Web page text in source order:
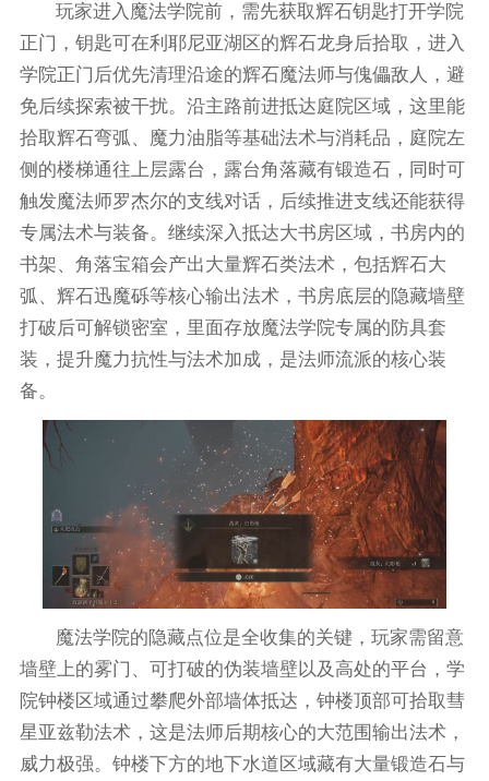
玩家进入魔法学院前，需先获取辉石钥匙打开学院
正门，钥匙可在利耶尼亚湖区的辉石龙身后拾取，进入
学院正门后优先清理沿途的辉石魔法师与傀儡敌人，避
免后续探索被干扰。沿主路前进抵达庭院区域，这里能
拾取辉石弯弧、魔力油脂等基础法术与消耗品，庭院左
侧的楼梯通往上层露台，露台角落藏有锻造石，同时可
触发魔法师罗杰尔的支线对话，后续推进支线还能获得
专属法术与装备。继续深入抵达大书房区域，书房内的
书架、角落宝箱会产出大量辉石类法术，包括辉石大
弧、辉石迅魔砾等核心输出法术，书房底层的隐藏墙壁
打破后可解锁密室，里面存放魔法学院专属的防具套
装，提升魔力抗性与法术加成，是法师流派的核心装
备。
魔法学院的隐藏点位是全收集的关键，玩家需留意
墙壁上的雾门、可打破的伪装墙壁以及高处的平台，学
院钟楼区域通过攀爬外部墙体抵达，钟楼顶部可拾取彗
星亚兹勒法术，这是法师后期核心的大范围输出法术，
威力极强。钟楼下方的地下水道区域藏有大量锻造石与